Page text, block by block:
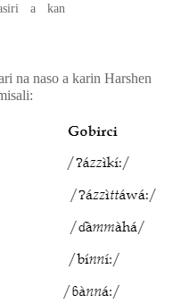
a kan
na naso a karin Harshen